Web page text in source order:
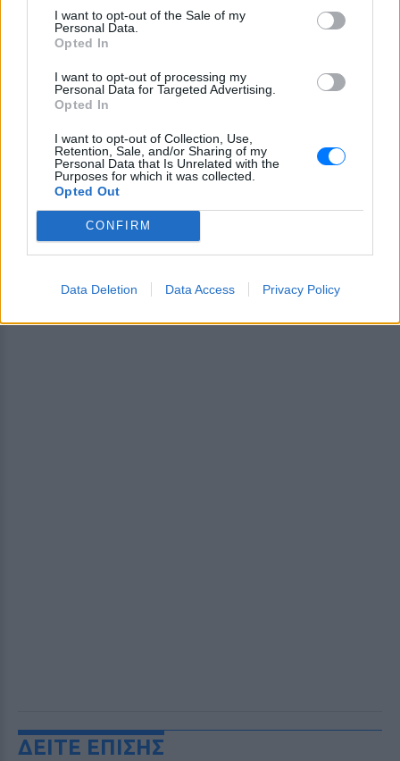
I want to opt-out of the Sale of my
Personal Data.
Opted In
I want to opt-out of processing my
Personal Data for Targeted Advertising.
Opted In
I want to opt-out of Collection, Use,
Retention, Sale, and/or Sharing of my
Personal Data that Is Unrelated with the
Purposes for which it was collected.
Opted Out
CONFIRM
Data Deletion Data Access Privacy Policy
Ακολουθήστε το E-Radio.gr στο
και μάθετε πρώτοιτα πιο hot νέα.
Διαβάστε περισσότερα θέματα για
Ομορφιά
,Σχέσειςκαι φυσικά
Pink.gr!
Ακολουθήστε το E-Radio.gr και στο Instagram
ΔΕΙΤΕ ΕΠΙΣΗΣ